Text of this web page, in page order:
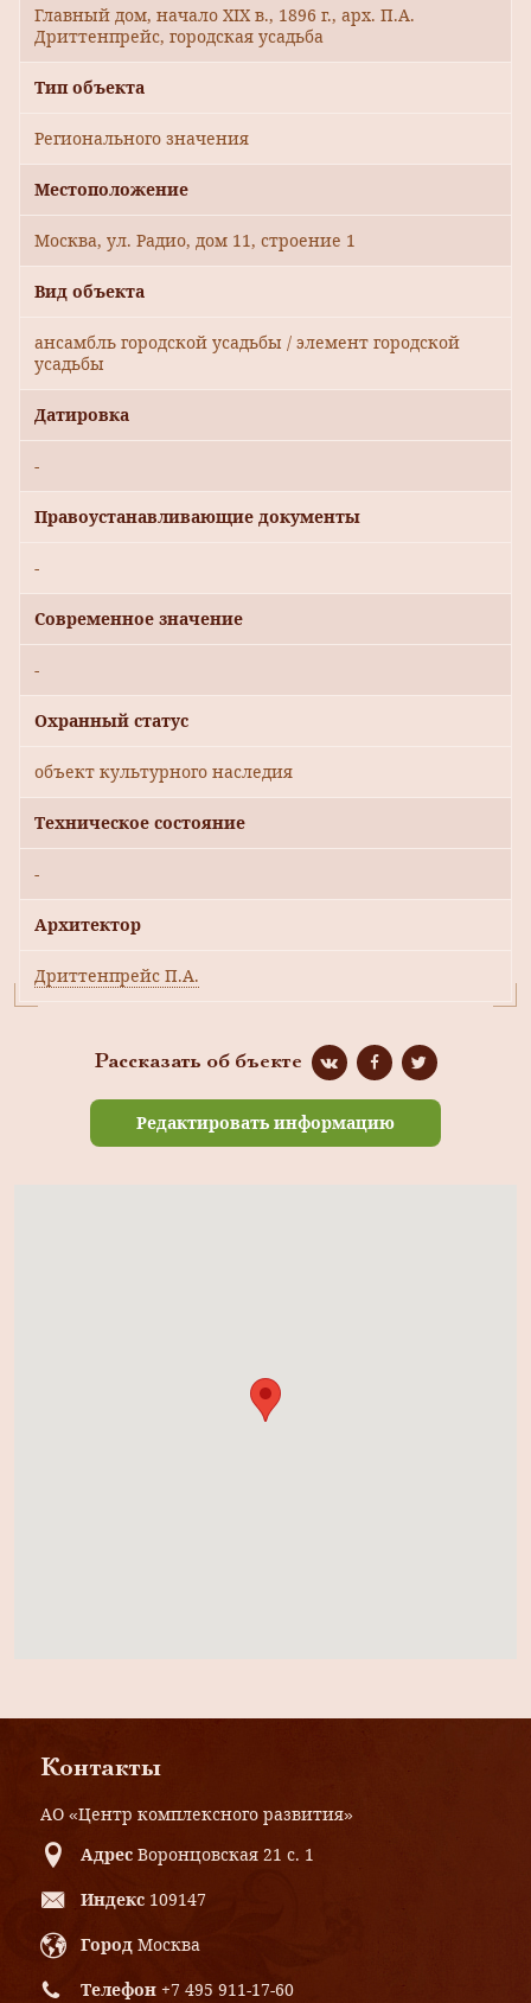
Главный дом, начало XIX в., 1896 г., арх. П.А.
Дриттенпрейс, городская усадьба
Тип объекта
Регионального значения
Местоположение
Москва, ул. Радио, дом 11, строение 1
Вид объекта
ансамбль городской усадьбы / элемент городской
усадьбы
Датировка
-
Правоустанавливающие документы
-
Современное значение
-
Охранный статус
объект культурного наследия
Техническое состояние
-
Архитектор
Дриттенпрейс П.А.
Рассказать об бъекте
Редактировать информацию
Контакты
АО «Центр комплексного развития»
Адрес Воронцовская 21 с. 1
Индекс 109147
Город Москва
Телефон +7 495 911-17-60